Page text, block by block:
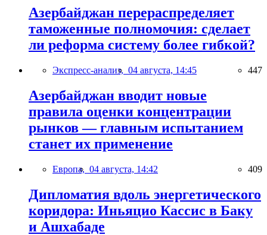
Азербайджан перераспределяет
таможенные полномочия: сделает
ли реформа систему более гибкой?
Экспресс-анализ, 04 августа, 14:45 447
Азербайджан вводит новые
правила оценки концентрации
рынков — главным испытанием
станет их применение
Европа, 04 августа, 14:42 409
Дипломатия вдоль энергетического
коридора: Иньяцио Кассис в Баку
и Ашхабаде